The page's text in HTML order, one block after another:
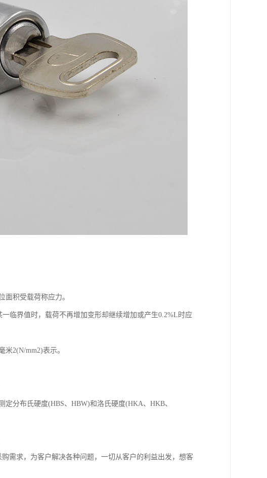
面积受载荷称应力。
临界值时，载荷不再增加变形却继续增加或产生0.2%L时应
2(N/mm2)表示。
分布氏硬度(HBS、HBW)和洛氏硬度(HKA、HKB、
需求，为客户解决各种问题，一切从客户的利益出发，想客